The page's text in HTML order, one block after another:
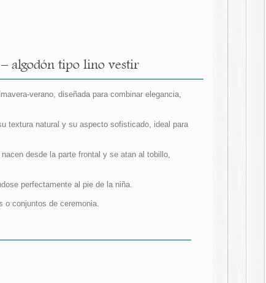
algodón tipo lino vestir
verano, diseñada para combinar elegancia,
textura natural y su aspecto sofisticado, ideal para
desde la parte frontal y se atan al tobillo,
perfectamente al pie de la niña.
o conjuntos de ceremonia.